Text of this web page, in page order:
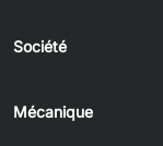
Société
Mécanique